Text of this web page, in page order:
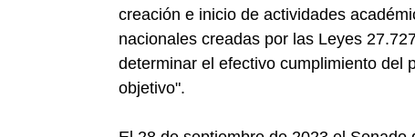
creación e inicio de actividades
nacionales creadas por las Leyes
determinar el efectivo cumplimiento del
objetivo".